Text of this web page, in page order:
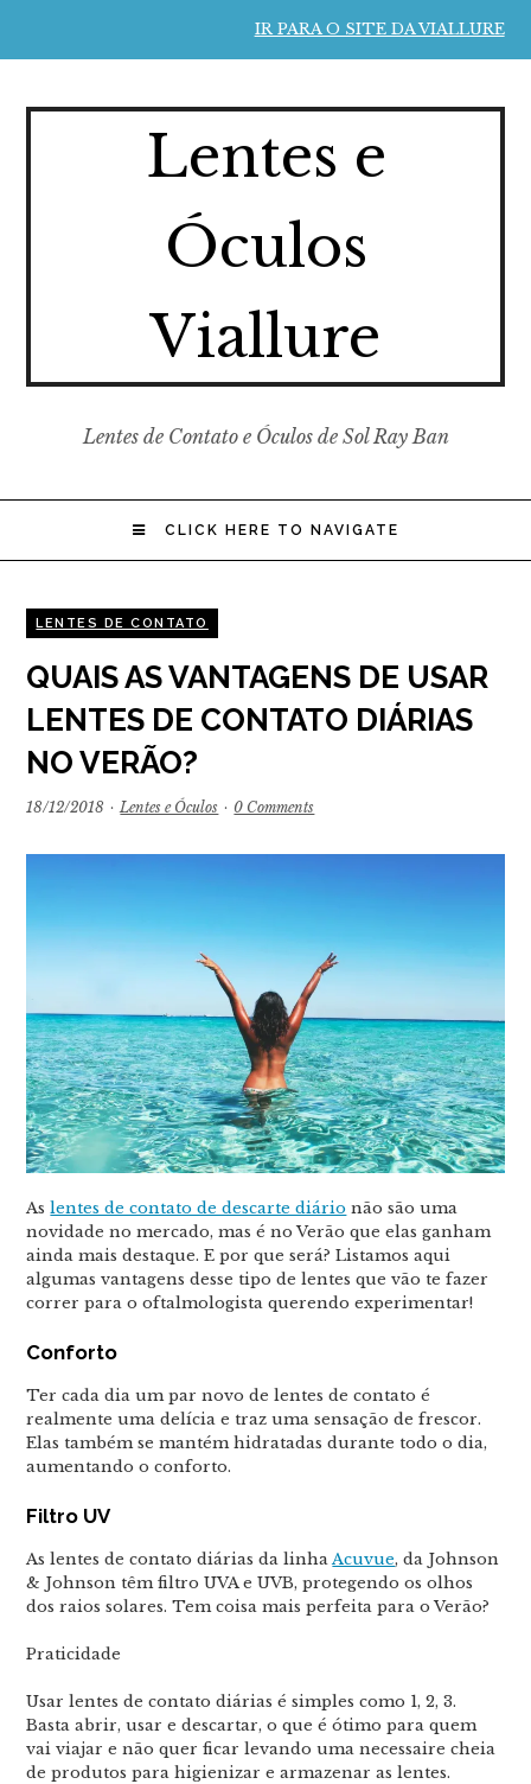
IR PARA O SITE DA VIALLURE
Lentes e
Óculos
Viallure
Lentes de Contato e Óculos de Sol Ray Ban
CLICK HERE TO NAVIGATE
LENTES DE CONTATO
QUAIS AS VANTAGENS DE USAR
LENTES DE CONTATO DIÁRIAS
NO VERÃO?
18/12/2018 · Lentes e Óculos · 0 Comments
Aslentes de contato de descarte diário não são uma
novidade no mercado, mas é no Verão que elas ganham
ainda mais destaque. E por que será? Listamos aqui
algumas vantagens desse tipo de lentes que vão te fazer
correr para o oftalmologista querendo experimentar!
Conforto
Ter cada dia um par novo de lentes de contato é
realmente uma delícia e traz uma sensação de frescor.
Elas também se mantém hidratadas durante todo o dia,
aumentando o conforto.
Filtro UV
As lentes de contato diárias da linhaAcuvue, da Johnson
& Johnson têm filtro UVA e UVB, protegendo os olhos
dos raios solares. Tem coisa mais perfeita para o Verão?
Praticidade
Usar lentes de contato diárias é simples como 1, 2, 3.
Basta abrir, usar e descartar, o que é ótimo para quem
vai viajar e não quer ficar levando uma necessaire cheia
de produtos para higienizar e armazenar as lentes.